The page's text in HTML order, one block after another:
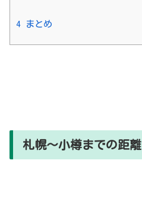
4 まとめ
札幌〜小樽までの距離